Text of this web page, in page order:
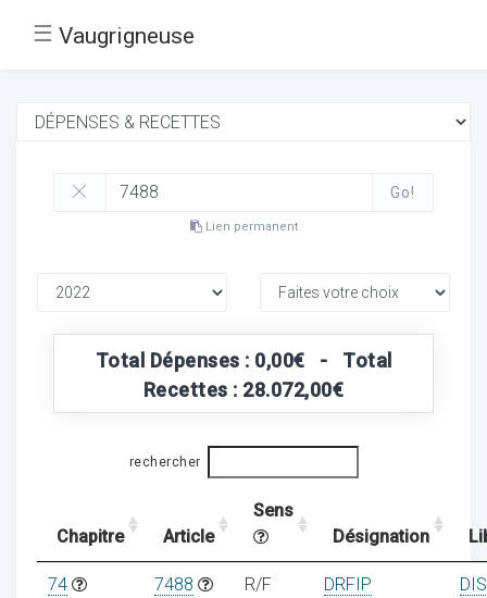
☰ Vaugrigneuse
Go!
Lien permanent
Total Dépenses : 0,00€ - Total
Recettes : 28.072,00€
rechercher
Chapitre Article
Sens
Désignation
74 7488 R/F DRFIP